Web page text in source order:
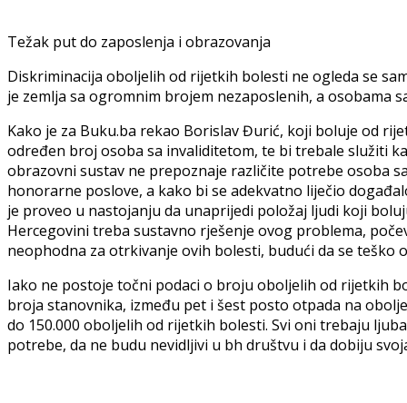
Težak put do zaposlenja i obrazovanja
Diskriminacija oboljelih od rijetkih bolesti ne ogleda se
je zemlja sa ogromnim brojem nezaposlenih, a osobama
Kako je za Buku.ba rekao Borislav Đurić, koji boluje od
određen broj osoba sa invaliditetom, te bi trebale služiti
obrazovni sustav ne prepoznaje različite potrebe osoba
honorarne poslove, a kako bi se adekvatno liječio
je proveo u nastojanju da unaprijedi položaj ljudi koji
Hercegovini treba sustavno rješenje ovog problema,
neophodna za otrkivanje ovih bolesti, budući da se
Iako ne postoje točni podaci o broju oboljelih od rijetkih
broja stanovnika, između pet i šest posto otpada na
do 150.000 oboljelih od rijetkih bolesti. Svi oni trebaju
potrebe, da ne budu nevidljivi u bh društvu i da dobiju